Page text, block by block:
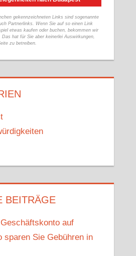
gekennzeichneten Links sind sogenannte
Partnerlinks. Wenn Sie auf so einen Link
etwas kaufen oder buchen, bekommen wir
Das hat für Sie aber keinerlei Auswirkungen,
zu betreiben.
BEITRÄGE
auf
sparen Sie Gebühren in